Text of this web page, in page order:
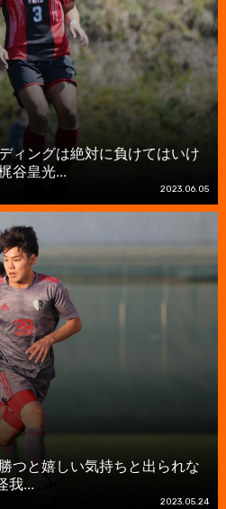
ィングは絶対に負けてはいけ
谷皇光...
2023.06.05
つと嬉しい気持ちと出られな
我...
2023.05.24